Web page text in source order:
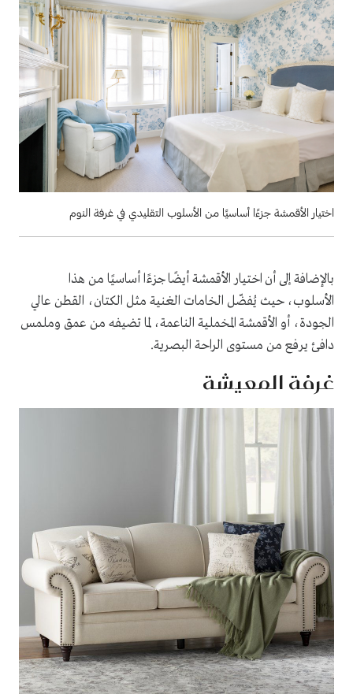
اختيار الأقمشة جزءًا أساسيًا من الأسلوب التقليدي في غرفة النوم
بالإضافة إلى أن اختيار الأقمشة أيضًا جزءًا أساسيًا من هذا
الأسلوب، حيث يُفضّل الخامات الغنية مثل الكتان، القطن عالي
الجودة، أو الأقمشة المخملية الناعمة، لما تضيفه من عمق وملمس
دافئ يرفع من مستوى الراحة البصرية.
غرفة المعيشة